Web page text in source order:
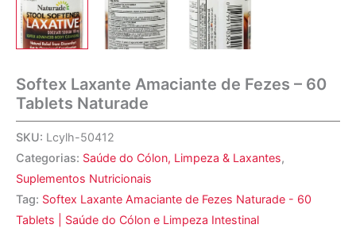
Softex Laxante Amaciante de Fezes – 60
Tablets Naturade
SKU: Lcylh-50412
Categorias: Saúde do Cólon, Limpeza & Laxantes,
Suplementos Nutricionais
Tag: Softex Laxante Amaciante de Fezes Naturade - 60
Tablets | Saúde do Cólon e Limpeza Intestinal